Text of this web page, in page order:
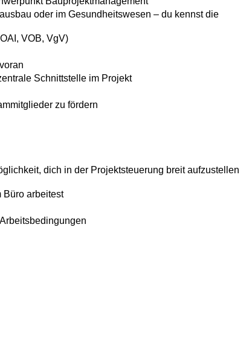
oder im Gesundheitswesen – du kennst die
VOB, VgV)
Schnittstelle im Projekt
zu fördern
dich in der Projektsteuerung breit aufzustellen
Büro arbeitest